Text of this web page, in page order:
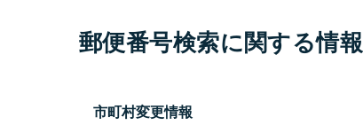
郵便番号検索に関する情報
市町村変更情報